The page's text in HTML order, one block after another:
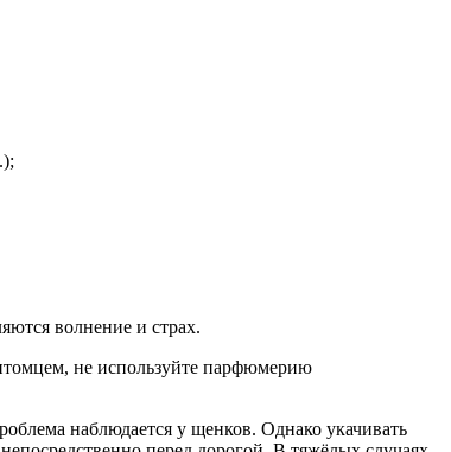
волнение и страх.
не используйте парфюмерию
наблюдается у щенков. Однако укачивать